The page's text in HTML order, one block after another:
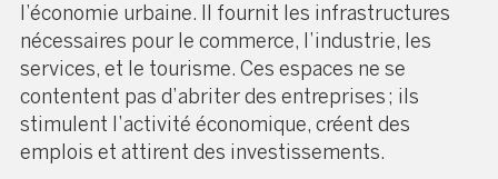
l’économie urbaine. Il fournit les infrastructures
nécessaires pour le commerce, l’industrie, les
services, et le tourisme. Ces espaces ne se
contentent pas d’abriter des entreprises ; ils
stimulent l’activité économique, créent des
emplois et attirent des investissements.